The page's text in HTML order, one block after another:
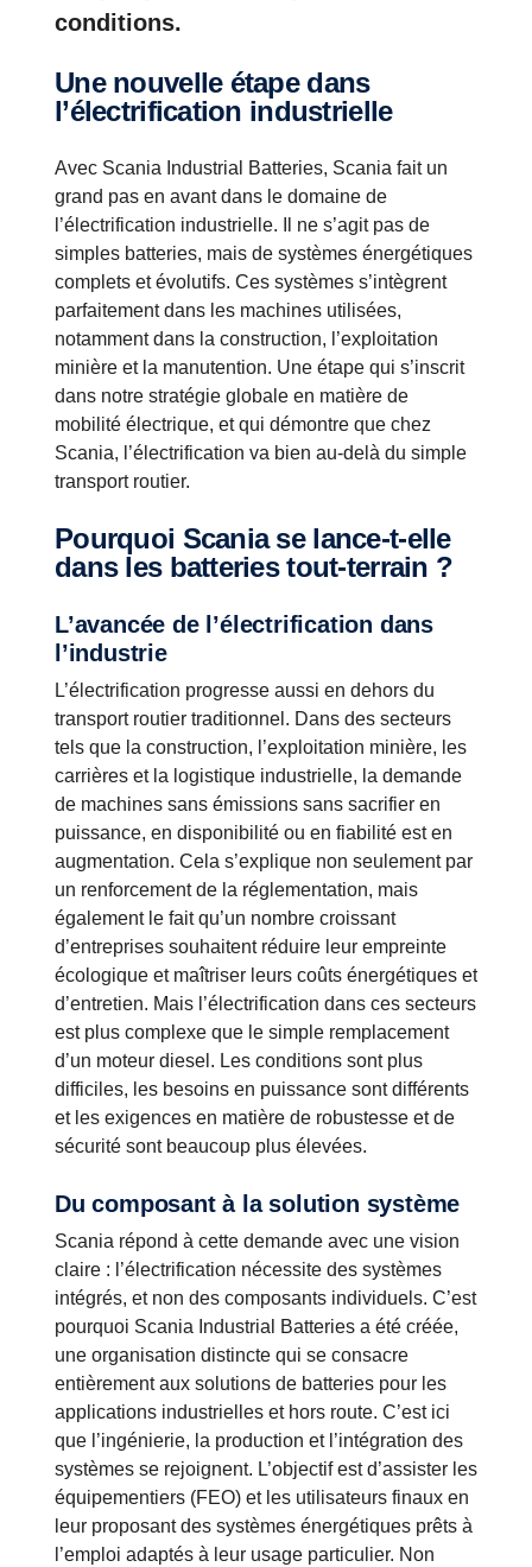
conditions.
Une nouvelle étape dans
l’électrification industrielle
Avec Scania Industrial Batteries, Scania fait un
grand pas en avant dans le domaine de
l’électrification industrielle. Il ne s’agit pas de
simples batteries, mais de systèmes énergétiques
complets et évolutifs. Ces systèmes s’intègrent
parfaitement dans les machines utilisées,
notamment dans la construction, l’exploitation
minière et la manutention. Une étape qui s’inscrit
dans notre stratégie globale en matière de
mobilité électrique, et qui démontre que chez
Scania, l’électrification va bien au-delà du simple
transport routier.
Pourquoi Scania se lance-t-elle
dans les batteries tout-terrain ?
L’avancée de l’électrification dans
l’industrie
L’électrification progresse aussi en dehors du
transport routier traditionnel. Dans des secteurs
tels que la construction, l’exploitation minière, les
carrières et la logistique industrielle, la demande
de machines sans émissions sans sacrifier en
puissance, en disponibilité ou en fiabilité est en
augmentation. Cela s’explique non seulement par
un renforcement de la réglementation, mais
également le fait qu’un nombre croissant
d’entreprises souhaitent réduire leur empreinte
écologique et maîtriser leurs coûts énergétiques et
d’entretien. Mais l’électrification dans ces secteurs
est plus complexe que le simple remplacement
d’un moteur diesel. Les conditions sont plus
difficiles, les besoins en puissance sont différents
et les exigences en matière de robustesse et de
sécurité sont beaucoup plus élevées.
Du composant à la solution système
Scania répond à cette demande avec une vision
claire : l’électrification nécessite des systèmes
intégrés, et non des composants individuels. C’est
pourquoi Scania Industrial Batteries a été créée,
une organisation distincte qui se consacre
entièrement aux solutions de batteries pour les
applications industrielles et hors route. C’est ici
que l’ingénierie, la production et l’intégration des
systèmes se rejoignent. L’objectif est d’assister les
équipementiers (FEO) et les utilisateurs finaux en
leur proposant des systèmes énergétiques prêts à
l’emploi adaptés à leur usage particulier. Non